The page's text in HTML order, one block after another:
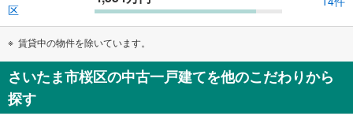
区
賃貸中の物件を除いています。
さいたま市桜区の中古一戸建てを他のこだわりから
探す